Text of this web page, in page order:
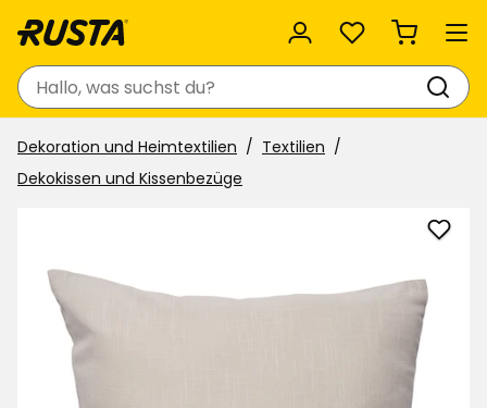
Favoriten
Suchen
Dekoration und Heimtextilien
Textilien
Dekokissen und Kissenbezüge